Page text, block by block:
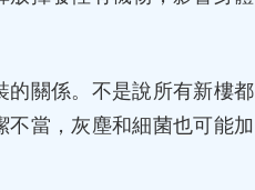
的關係。不是說所有新樓都
當，灰塵和細菌也可能加